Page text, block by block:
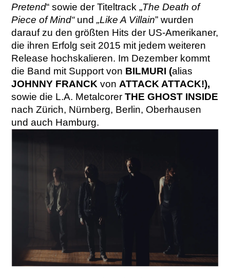
Pretend“ sowie der Titeltrack „The Death of
Piece of Mind“ und „Like A Villain” wurden
darauf zu den größten Hits der US-Amerikaner,
die ihren Erfolg seit 2015 mit jedem weiteren
Release hochskalieren. Im Dezember kommt
die Band mit Support von BILMURI (alias
JOHNNY FRANCKvon ATTACK ATTACK!),
sowie die L.A. MetalcorerTHE GHOST INSIDE
nach Zürich, Nürnberg, Berlin, Oberhausen
und auch Hamburg.